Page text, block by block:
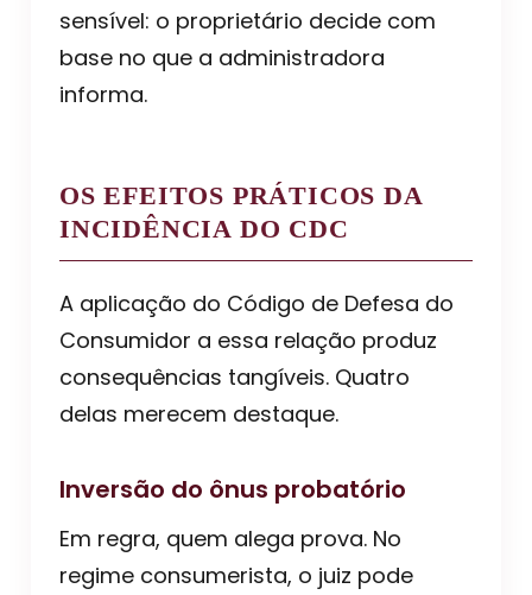
sensível: o proprietário decide com
base no que a administradora
informa.
OS EFEITOS PRÁTICOS DA
INCIDÊNCIA DO CDC
A aplicação do Código de Defesa do
Consumidor a essa relação produz
consequências tangíveis. Quatro
delas merecem destaque.
Inversão do ônus probatório
Em regra, quem alega prova. No
regime consumerista, o juiz pode